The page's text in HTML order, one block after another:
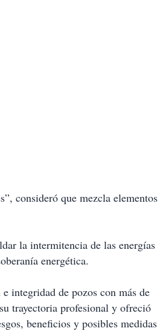
consideró que mezcla elementos
la intermitencia de las energías
energética.
integridad de pozos con más de
trayectoria profesional y ofreció
beneficios y posibles medidas